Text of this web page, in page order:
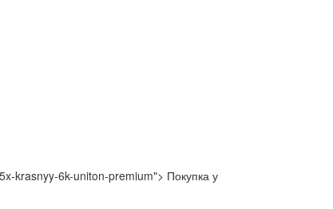
krasnyy-6k-uniton-premium"> Покупка у